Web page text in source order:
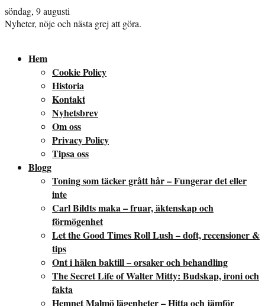
söndag, 9 augusti
Nyheter, nöje och nästa grej att göra.
Hem
Cookie Policy
Historia
Kontakt
Nyhetsbrev
Om oss
Privacy Policy
Tipsa oss
Blogg
Toning som täcker grått hår – Fungerar det eller
inte
Carl Bildts maka – fruar, äktenskap och
förmögenhet
Let the Good Times Roll Lush – doft, recensioner &
tips
Ont i hälen baktill – orsaker och behandling
The Secret Life of Walter Mitty: Budskap, ironi och
fakta
Hemnet Malmö lägenheter – Hitta och jämför